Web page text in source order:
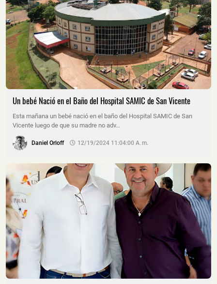
Un bebé Nació en el Baño del Hospital SAMIC de San Vicente
Esta mañana un bebé nació en el baño del Hospital SAMIC de San
Vicente luego de que su madre no adv…
Daniel Orloff 12/19/2024 11:04:00 A. M.